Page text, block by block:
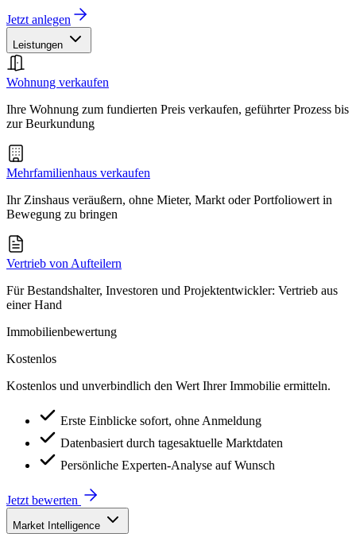
Jetzt anlegen
Leistungen
Wohnung verkaufen
Ihre Wohnung zum fundierten Preis verkaufen, geführter Prozess bis
zur Beurkundung
Mehrfamilienhaus verkaufen
Ihr Zinshaus veräußern, ohne Mieter, Markt oder Portfoliowert in
Bewegung zu bringen
Vertrieb von Aufteilern
Für Bestandshalter, Investoren und Projektentwickler: Vertrieb aus
einer Hand
Immobilienbewertung
Kostenlos
Kostenlos und unverbindlich den Wert Ihrer Immobilie ermitteln.
Erste Einblicke sofort, ohne Anmeldung
Datenbasiert durch tagesaktuelle Marktdaten
Persönliche Experten-Analyse auf Wunsch
Jetzt bewerten
Market Intelligence